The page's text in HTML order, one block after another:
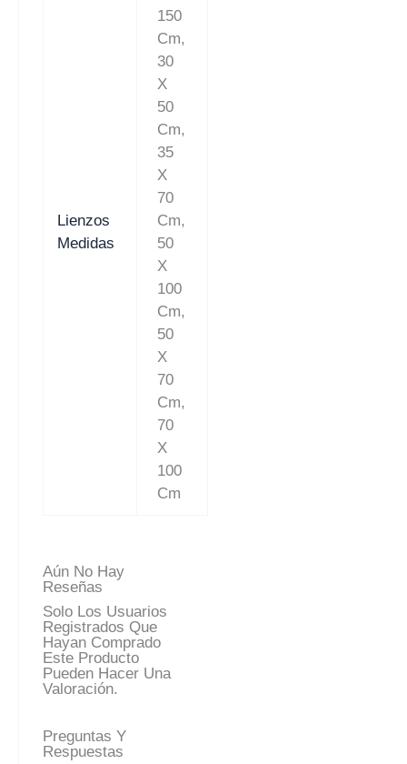
Lienzos
Medidas
150
Cm,
30
X
50
Cm,
35
X
70
Cm,
50
X
100
Cm,
50
X
70
Cm,
70
X
100
Cm
Aún No Hay
Reseñas
Solo Los Usuarios
Registrados Que
Hayan Comprado
Este Producto
Pueden Hacer Una
Valoración.
Preguntas Y
Respuestas